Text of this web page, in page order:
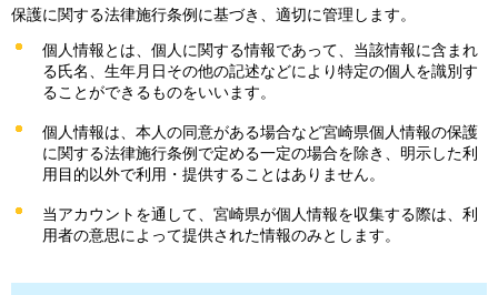
保護に関する法律施行条例に基づき、適切に管理します。
個人情報とは、個人に関する情報であって、当該情報に含まれ
る氏名、生年月日その他の記述などにより特定の個人を識別す
ることができるものをいいます。
個人情報は、本人の同意がある場合など宮崎県個人情報の保護
に関する法律施行条例で定める一定の場合を除き、明示した利
用目的以外で利用・提供することはありません。
当アカウントを通して、宮崎県が個人情報を収集する際は、利
用者の意思によって提供された情報のみとします。